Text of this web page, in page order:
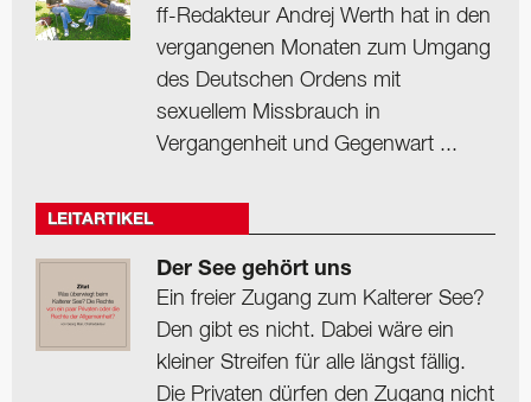
ff-Redakteur Andrej Werth hat in den
vergangenen Monaten zum Umgang
des Deutschen Ordens mit
sexuellem Missbrauch in
Vergangenheit und Gegenwart ...
LEITARTIKEL
Der See gehört uns
Ein freier Zugang zum Kalterer See?
Den gibt es nicht. Dabei wäre ein
kleiner Streifen für alle längst fällig.
Die Privaten dürfen den Zugang nicht